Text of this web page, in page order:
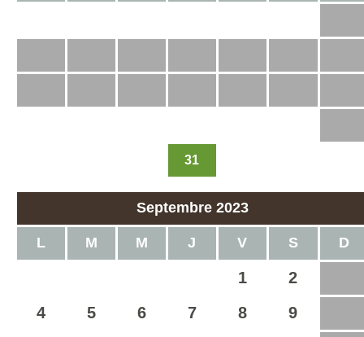
31
Septembre 2023
L M M J V S D
1 2
4 5 6 7 8 9